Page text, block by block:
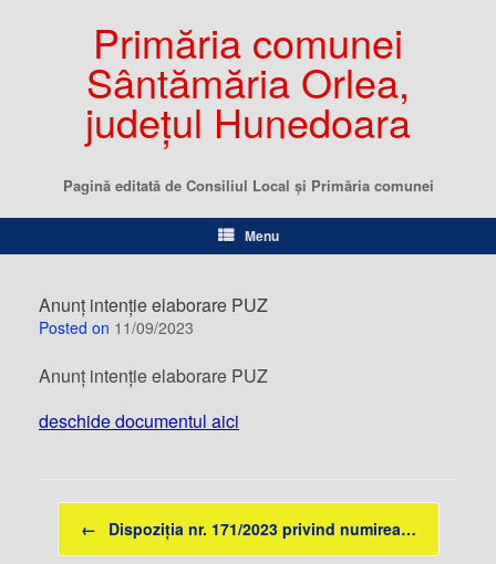
Primăria comunei
Sântămăria Orlea,
județul Hunedoara
Pagină editată de Consiliul Local şi Primăria comunei
Menu
Anunț intenție elaborare PUZ
Posted on 11/09/2023
Anunț intenție elaborare PUZ
deschide documentul aici
Post navigation
← Dispoziția nr. 171/2023 privind numirea…